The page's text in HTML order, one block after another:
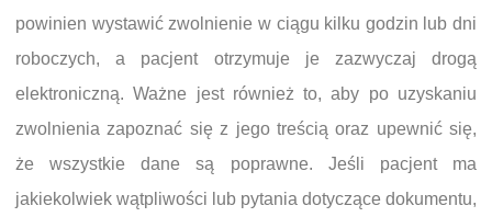
powinien wystawić zwolnienie w ciągu kilku godzin lub dni
roboczych, a pacjent otrzymuje je zazwyczaj drogą
elektroniczną. Ważne jest również to, aby po uzyskaniu
zwolnienia zapoznać się z jego treścią oraz upewnić się,
że wszystkie dane są poprawne. Jeśli pacjent ma
jakiekolwiek wątpliwości lub pytania dotyczące dokumentu,